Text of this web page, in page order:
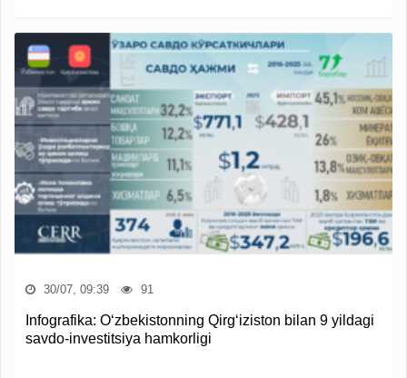
30/07, 09:39 91
Infografika: O‘zbekistonning Qirg‘iziston bilan 9 yildagi
savdo-investitsiya hamkorligi